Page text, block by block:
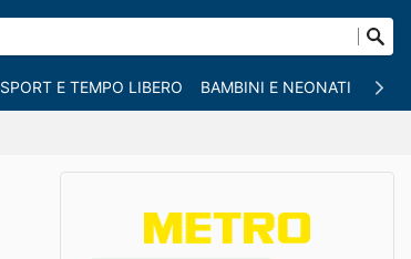
SPORT E TEMPO LIBERO BAMBINI E NEONATI